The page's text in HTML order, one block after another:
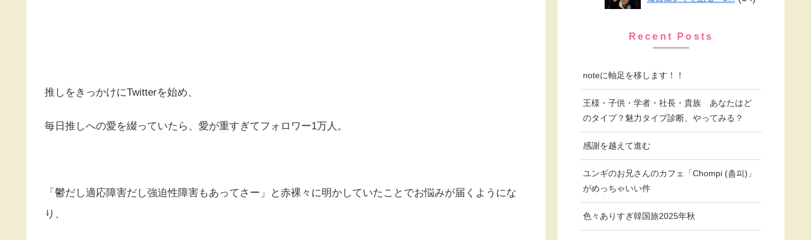
推しをきっかけにTwitterを始め、
毎日推しへの愛を綴っていたら、愛が重すぎてフォロワー1万人。
「鬱だし適応障害だし強迫性障害もあってさー」と赤裸々に明かしていたことでお悩みが届くようにな
り、
Recent Posts
noteに軸足を移します！！
王様・子供・学者・社長・貴族 あなたはど
のタイプ？魅力タイプ診断、やってみる？
感謝を越えて進む
ユンギのお兄さんのカフェ「Chompi (촘피)」
がめっちゃいい件
色々ありすぎ韓国旅2025年秋